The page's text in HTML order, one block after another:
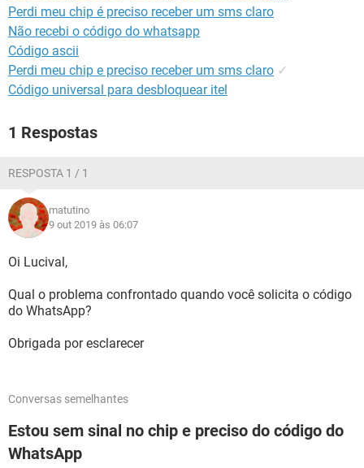
Perdi meu chip é preciso receber um sms claro
Não recebi o código do whatsapp
Código ascii
Perdi meu chip e preciso receber um sms claro ✓
Código universal para desbloquear itel
1 Respostas
RESPOSTA 1 / 1
matutino
9 out 2019 às 06:07
Oi Lucival,
Qual o problema confrontado quando você solicita o código
do WhatsApp?
Obrigada por esclarecer
Conversas semelhantes
Estou sem sinal no chip e preciso do código do
WhatsApp